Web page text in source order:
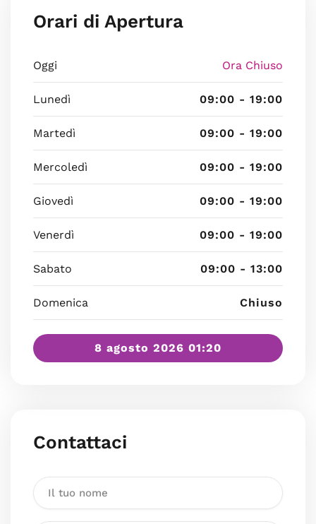
Orari di Apertura
Oggi Ora Chiuso
Lunedì 09:00 - 19:00
Martedì 09:00 - 19:00
Mercoledì 09:00 - 19:00
Giovedì 09:00 - 19:00
Venerdì 09:00 - 19:00
Sabato 09:00 - 13:00
Domenica Chiuso
8 agosto 2026 01:20
Contattaci